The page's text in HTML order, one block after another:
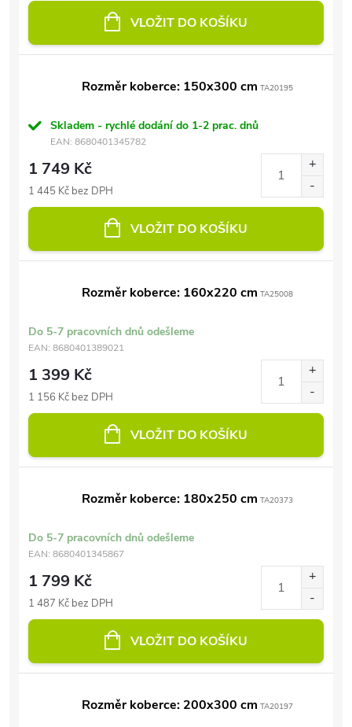
VLOŽIT DO KOŠÍKU
Rozměr koberce: 150x300 cm TA20195
Skladem - rychlé dodání do 1-2 prac. dnů
EAN: 8680401345782
1 749 Kč
1 445 Kč bez DPH
VLOŽIT DO KOŠÍKU
Rozměr koberce: 160x220 cm TA25008
Do 5-7 pracovních dnů odešleme
EAN: 8680401389021
1 399 Kč
1 156 Kč bez DPH
VLOŽIT DO KOŠÍKU
Rozměr koberce: 180x250 cm TA20373
Do 5-7 pracovních dnů odešleme
EAN: 8680401345867
1 799 Kč
1 487 Kč bez DPH
VLOŽIT DO KOŠÍKU
Rozměr koberce: 200x300 cm TA20197